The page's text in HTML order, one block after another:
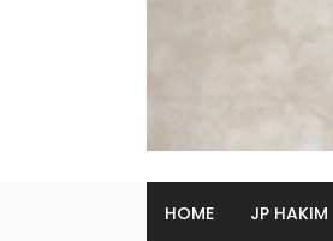
HOME JP HAKIM